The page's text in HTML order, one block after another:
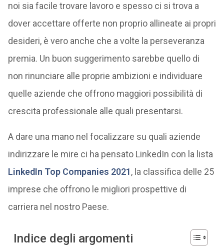
noi sia facile trovare lavoro e spesso ci si trova a
dover accettare offerte non proprio allineate ai propri
desideri, è vero anche che a volte la perseveranza
premia. Un buon suggerimento sarebbe quello di
non rinunciare alle proprie ambizioni e individuare
quelle aziende che offrono maggiori possibilità di
crescita professionale alle quali presentarsi.
A dare una mano nel focalizzare su quali aziende
indirizzare le mire ci ha pensato LinkedIn con la lista
LinkedIn Top Companies 2021, la classifica delle 25
imprese che offrono le migliori prospettive di
carriera nel nostro Paese.
Indice degli argomenti